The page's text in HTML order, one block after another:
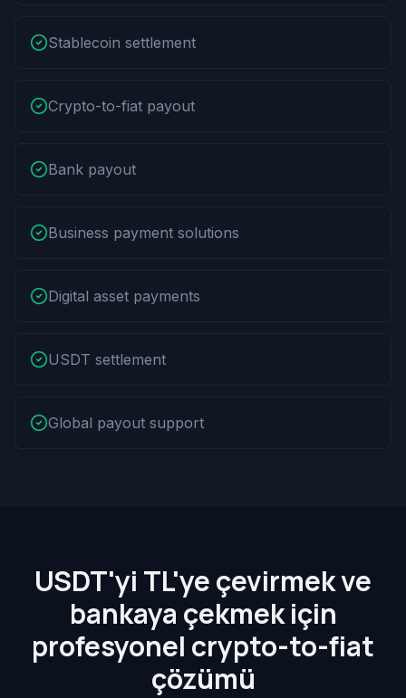
Stablecoin settlement
Crypto-to-fiat payout
Bank payout
Business payment solutions
Digital asset payments
USDT settlement
Global payout support
USDT'yi TL'ye çevirmek ve
bankaya çekmek için
profesyonel crypto-to-fiat
çözümü